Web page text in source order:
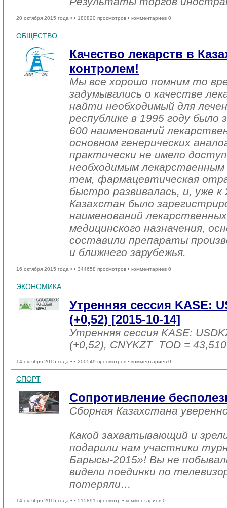
20 октября 2015 года • • 180820 просмотров • комментариев 0
ОБЩЕСТВО
Качество лекарств в
контролем!
Мы все хорошо помним то
задумывались о качестве
найти необходимый для
республике в 1995 году было
600 наименований
основном генерических
практически не имело
необходимым
тем, фармацевтическая
быстро развивалась, и, уже к
Казахстан было
наименований
медицинского назначения,
составили препараты
и ближнего зарубежья.
16 октября 2015 года • • 344658 просмотров • комментариев 0
ЭКОНОМИКА
Утренняя сессия KASE:
(+0,52) [2015-10-14]
Утренняя сессия KASE:
(+0,52), CNYKZT_TOD =
14 октября 2015 года • • 200549 просмотров • комментариев 0
СПОРТ
Сопротивление
Сборная Казахстана
Какой захватывающий и
подарили нам участники
Барысы-2015»! Вы не
видели поединки по
потеряли…
14 октября 2015 года • • 515891 просмотр • комментариев 0